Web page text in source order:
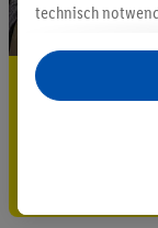
5.95
technisch
auch durch
Verantwortliche;
insgesamt
Statistik-
Dritten die